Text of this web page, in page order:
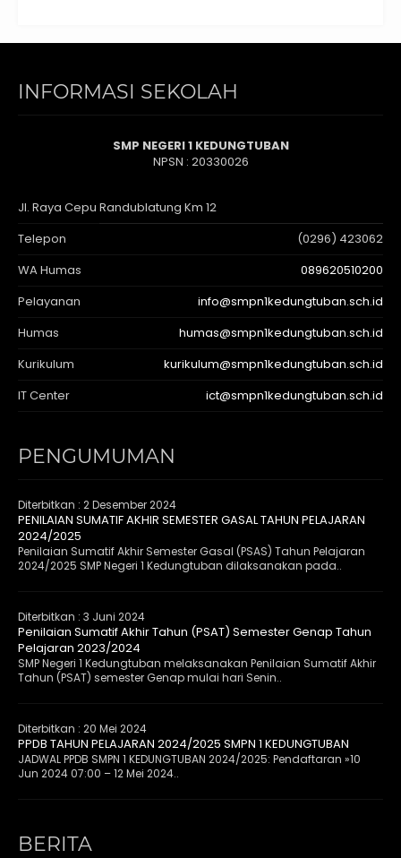
INFORMASI SEKOLAH
SMP NEGERI 1 KEDUNGTUBAN
NPSN : 20330026
Jl. Raya Cepu Randublatung Km 12
Telepon
(0296) 423062
WA Humas
089620510200
Pelayanan
info@smpn1kedungtuban.sch.id
Humas
humas@smpn1kedungtuban.sch.id
Kurikulum
kurikulum@smpn1kedungtuban.sch.id
IT Center
ict@smpn1kedungtuban.sch.id
PENGUMUMAN
Diterbitkan : 2 Desember 2024
PENILAIAN SUMATIF AKHIR SEMESTER GASAL TAHUN PELAJARAN
2024/2025
Penilaian Sumatif Akhir Semester Gasal (PSAS) Tahun Pelajaran
2024/2025 SMP Negeri 1 Kedungtuban dilaksanakan pada..
Diterbitkan : 3 Juni 2024
Penilaian Sumatif Akhir Tahun (PSAT) Semester Genap Tahun
Pelajaran 2023/2024
SMP Negeri 1 Kedungtuban melaksanakan Penilaian Sumatif Akhir
Tahun (PSAT) semester Genap mulai hari Senin..
Diterbitkan : 20 Mei 2024
PPDB TAHUN PELAJARAN 2024/2025 SMPN 1 KEDUNGTUBAN
JADWAL PPDB SMPN 1 KEDUNGTUBAN 2024/2025: Pendaftaran »10
Jun 2024 07:00 – 12 Mei 2024..
BERITA